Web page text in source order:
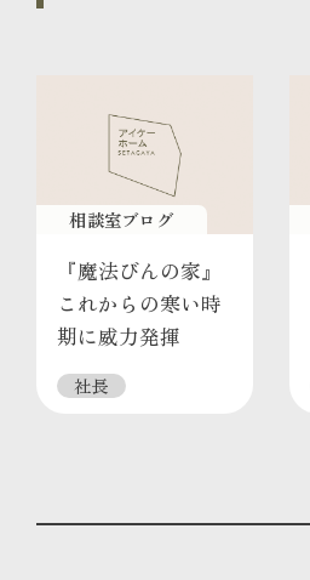
相談室ブログ
『魔法びんの家』
これからの寒い時
期に威力発揮
社長